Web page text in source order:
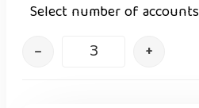
Select number of accounts
– +